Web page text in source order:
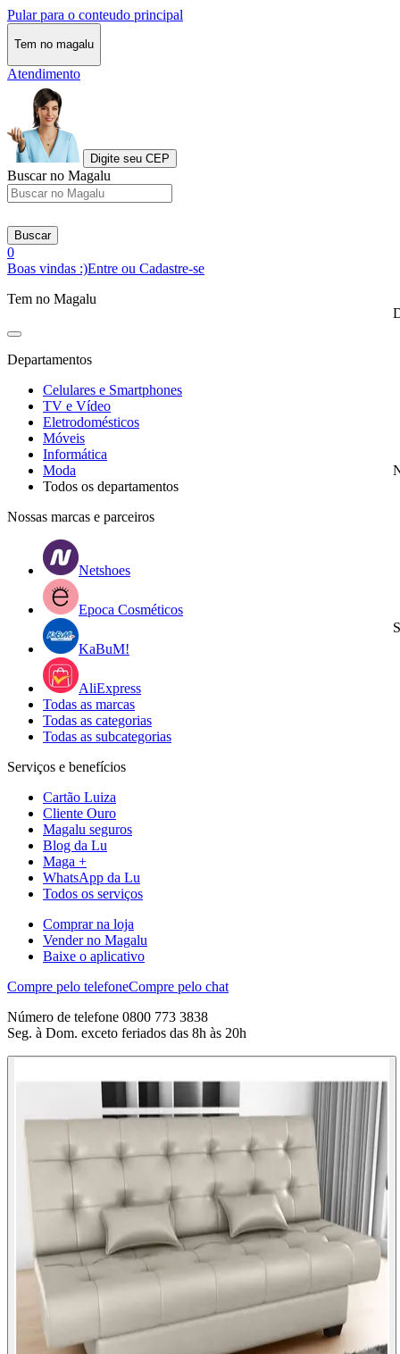
Pular para o conteudo principal
Tem no magalu
Atendimento
Digite seu CEP
Buscar no Magalu
Buscar
0
Boas vindas :)Entre ou Cadastre-se
Tem no Magalu
Departamentos
Celulares e Smartphones
TV e Vídeo
Eletrodomésticos
Móveis
Informática
Moda
Todos os departamentos
Nossas marcas e parceiros
Netshoes
Epoca Cosméticos
KaBuM!
AliExpress
Todas as marcas
Todas as categorias
Todas as subcategorias
Serviços e benefícios
Cartão Luiza
Cliente Ouro
Magalu seguros
Blog da Lu
Maga +
WhatsApp da Lu
Todos os serviços
Comprar na loja
Vender no Magalu
Baixe o aplicativo
Compre pelo telefoneCompre pelo chat
Número de telefone 0800 773 3838
Seg. à Dom. exceto feriados das 8h às 20h